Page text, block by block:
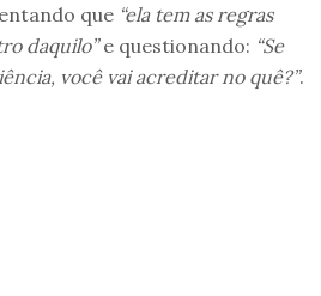
que “ela tem as regras
daquilo”e questionando: “Se
você vai acreditar no quê?”.